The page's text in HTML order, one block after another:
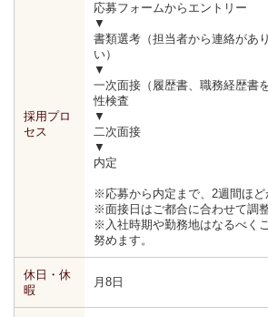
採用プロ
セス
応募フォームからエントリー
▼
書類選考（担当者から連絡があ
い）
▼
一次面接（履歴書、職務経歴書
性検査
▼
二次面接
▼
内定
※応募から内定まで、2週間ほど
※面接日はご都合に合わせて調
※入社時期や勤務地はなるべく
努めます。
休日・休
暇
月8日